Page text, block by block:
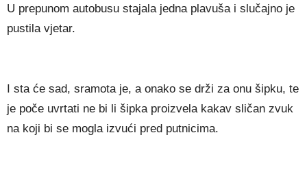
U prepunom autobusu stajala jedna plavuša i slučajno je
pustila vjetar.
I sta će sad, sramota je, a onako se drži za onu šipku, te
je poče uvrtati ne bi li šipka proizvela kakav sličan zvuk
na koji bi se mogla izvući pred putnicima.